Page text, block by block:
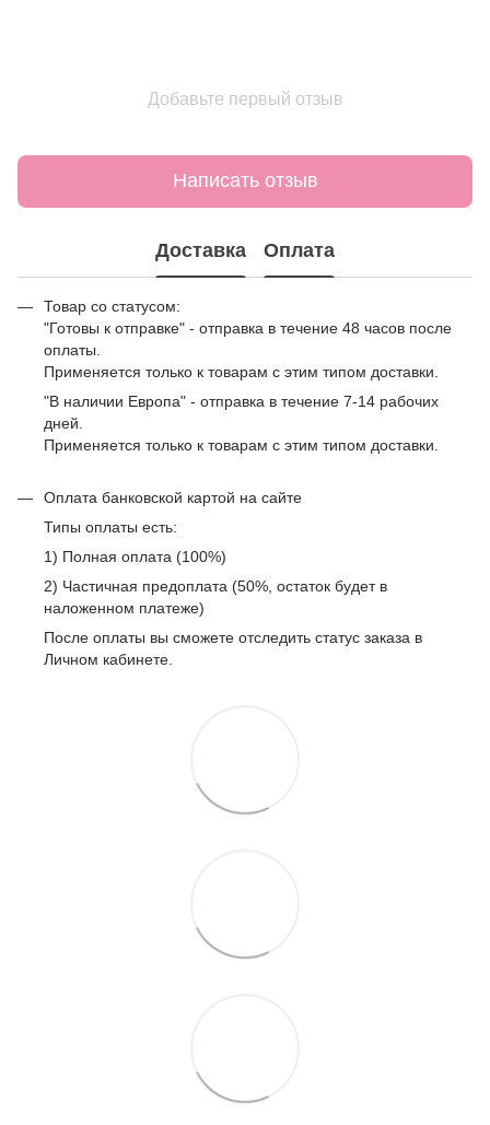
Добавьте первый отзыв
Написать отзыв
Доставка Оплата
Товар со статусом:
"Готовы к отправке" - отправка в течение 48 часов после
оплаты.
Применяется только к товарам с этим типом доставки.
"В наличии Европа" - отправка в течение 7-14 рабочих
дней.
Применяется только к товарам с этим типом доставки.
Оплата банковской картой на сайте
Типы оплаты есть:
1) Полная оплата (100%)
2) Частичная предоплата (50%, остаток будет в
наложенном платеже)
После оплаты вы сможете отследить статус заказа в
Личном кабинете.